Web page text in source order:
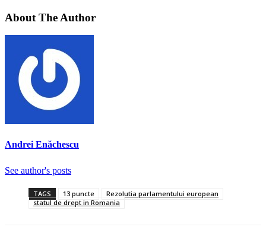
About The Author
Andrei Enăchescu
See author's posts
TAGS 13 puncte
Rezolutia parlamentului european
statul de drept in Romania